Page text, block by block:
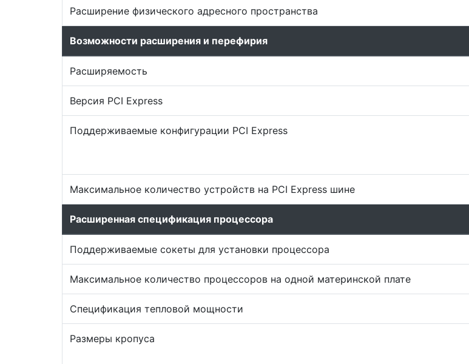
Расширение физического адресного пространства
Возможности расширения и перефирия
Расширяемость
Версия PCI Express
Поддерживаемые конфигурации PCI Express
Максимальное количество устройств на PCI Express шине
Расширенная спецификация процессора
Поддерживаемые сокеты для установки процессора
Максимальное количество процессоров на одной материнской плате
Спецификация тепловой мощности
Размеры кропуса